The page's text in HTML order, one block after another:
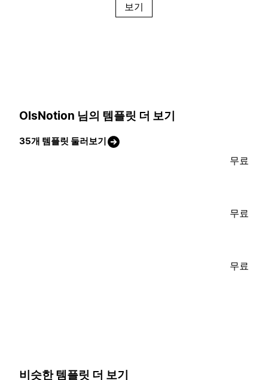
보기
OlsNotion 님의 템플릿 더 보기
35개 템플릿 둘러보기
무료
무료
무료
비슷한 템플릿 더 보기